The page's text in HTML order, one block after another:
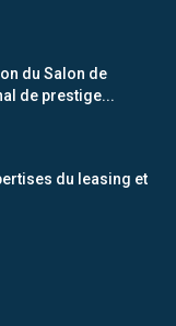
du Salon de
de prestige...
du leasing et